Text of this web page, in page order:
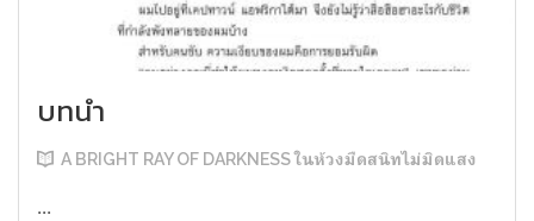
บทนำ
A BRIGHT RAY OF DARKNESS ในห้วงมืดสนิทไม่มิดแสง
...